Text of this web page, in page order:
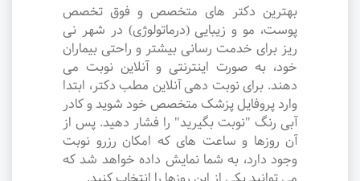
بهترین دکتر های متخصص و فوق تخصص
پوست، مو و زیبایی (درماتولوژی) در شهر نی
ریز برای خدمت رسانی بیشتر و راحتی بیماران
خود، به صورت اینترنتی و آنلاین نوبت می
دهند. برای نوبت دهی آنلاین مطب دکتر، ابتدا
وارد پروفایل پزشک متخصص خود شوید و کادر
آبی رنگ "نوبت بگیرید" را فشار دهید. پس از
آن روزها و ساعت های که امکان رزرو نوبت
وجود دارد، به شما نمایش داده خواهد شد که